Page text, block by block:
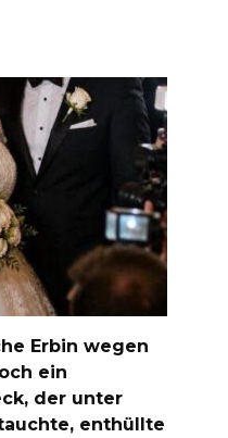
Erbin wegen
ein
der unter
enthüllte